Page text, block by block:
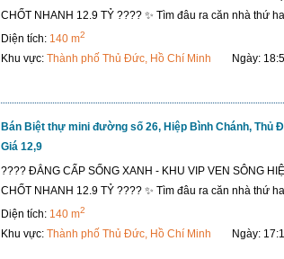
CHỐT NHANH 12.9 TỶ ???? ✨ Tìm đâu ra căn nhà thứ
Diện tích: 140 m2
Khu vực: Thành phố Thủ Đức, Hồ Chí Minh
Ngày:
Bán Biệt thự mini đường số 26, Hiệp Bình Chánh, Thủ
Giá 12,9
???? ĐẲNG CẤP SỐNG XANH - KHU VIP VEN SÔNG
CHỐT NHANH 12.9 TỶ ???? ✨ Tìm đâu ra căn nhà thứ
Diện tích: 140 m2
Khu vực: Thành phố Thủ Đức, Hồ Chí Minh
Ngày: